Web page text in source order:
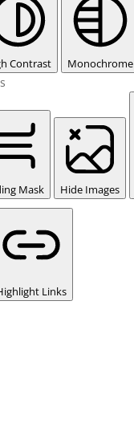
Contrast Monochrome
Mask Hide Images
Links